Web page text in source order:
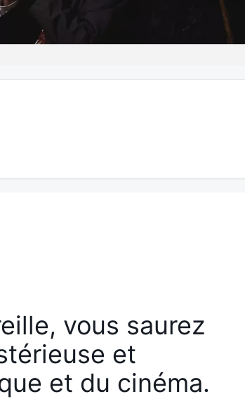
vous saurez
et
et du cinéma.